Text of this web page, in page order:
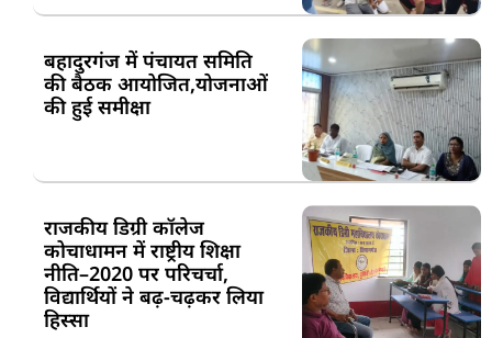
बहादुरगंज में पंचायत समिति
की बैठक आयोजित,योजनाओं
की हुई समीक्षा
राजकीय डिग्री कॉलेज
कोचाधामन में राष्ट्रीय शिक्षा
नीति–2020 पर परिचर्चा,
विद्यार्थियों ने बढ़-चढ़कर लिया
हिस्सा